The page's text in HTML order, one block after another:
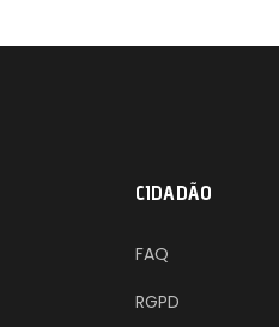
CIDADÃO
FAQ
RGPD